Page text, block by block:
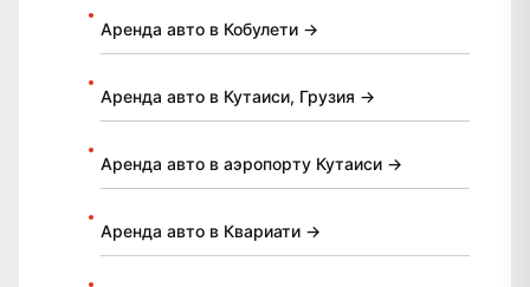
Аренда авто в Кобулети →
Аренда авто в Кутаиси, Грузия →
Аренда авто в аэропорту Кутаиси →
Аренда авто в Квариати →